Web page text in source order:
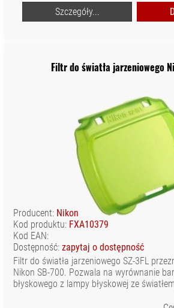
Szczegóły...
Filtr do światła jarzeniowego
Producent: Nikon
Kod produktu: FXA10379
Kod EAN:
Dostępność: zapytaj o dostępność
Filtr do światła jarzeniowego SZ-3FL
Nikon SB-700. Pozwala na wyrównanie
błyskowego z lampy błyskowej ze
AKCESORIA
ZASILANIE
LAMPY CANON
LAMPY NIKON
LAMPY NISSIN
LAMPY SIGMA
LAMPY SONY
POZOSTAŁE
LAMPY
OBIEKTYWY
FILMOWE